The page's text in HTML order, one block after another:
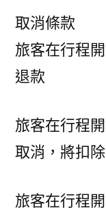
取消條款
旅客在行程
退款
旅客在行程
取消，將扣
旅客在行程